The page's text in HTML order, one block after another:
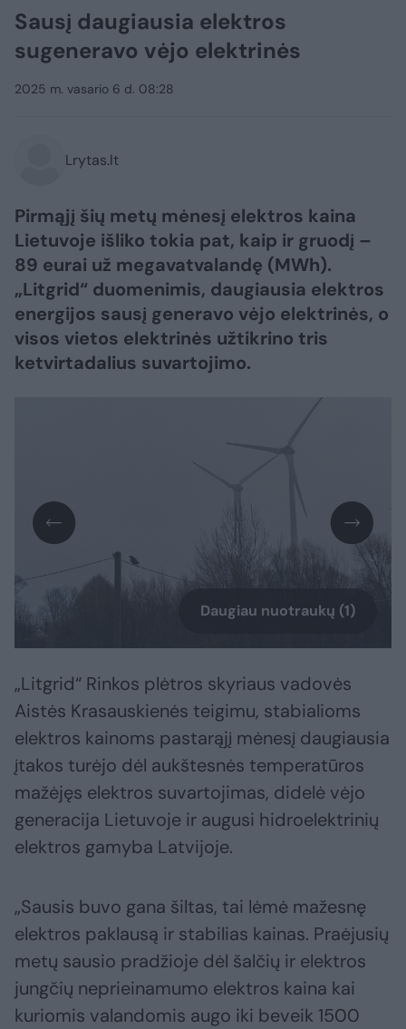
Sausį daugiausia elektros
sugeneravo vėjo elektrinės
2025 m. vasario 6 d. 08:28
Lrytas.lt
Pirmąjį šių metų mėnesį elektros kaina
Lietuvoje išliko tokia pat, kaip ir gruodį –
89 eurai už megavatvalandę (MWh).
„Litgrid“ duomenimis, daugiausia elektros
energijos sausį generavo vėjo elektrinės, o
visos vietos elektrinės užtikrino tris
ketvirtadalius suvartojimo.
Daugiau nuotraukų (1)
„Litgrid“ Rinkos plėtros skyriaus vadovės
Aistės Krasauskienės teigimu, stabialioms
elektros kainoms pastarąjį mėnesį daugiausia
įtakos turėjo dėl aukštesnės temperatūros
mažėjęs elektros suvartojimas, didelė vėjo
generacija Lietuvoje ir augusi hidroelektrinių
elektros gamyba Latvijoje.
„Sausis buvo gana šiltas, tai lėmė mažesnę
elektros paklausą ir stabilias kainas. Praėjusių
metų sausio pradžioje dėl šalčių ir elektros
jungčių neprieinamumo elektros kaina kai
kuriomis valandomis augo iki beveik 1500